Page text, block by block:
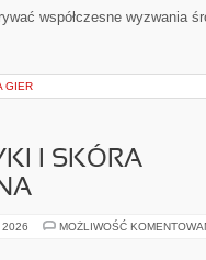
współczesne wyzwania
GIER
I SKÓRA
2026 MOŻLIWOŚĆ